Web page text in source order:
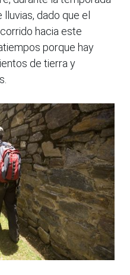
dado que el
hacia este
porque hay
de tierra y